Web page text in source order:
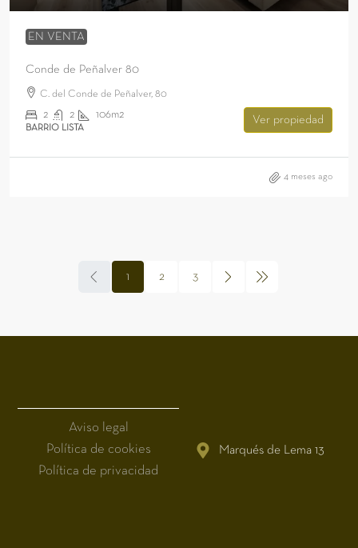
EN VENTA
Conde de Peñalver 80
C. del Conde de Peñalver, 80
2 2 106m2
BARRIO LISTA
Ver propiedad
4 meses ago
1 2 3
Marqués de Lema 13
Aviso legal
Política de cookies
Política de privacidad